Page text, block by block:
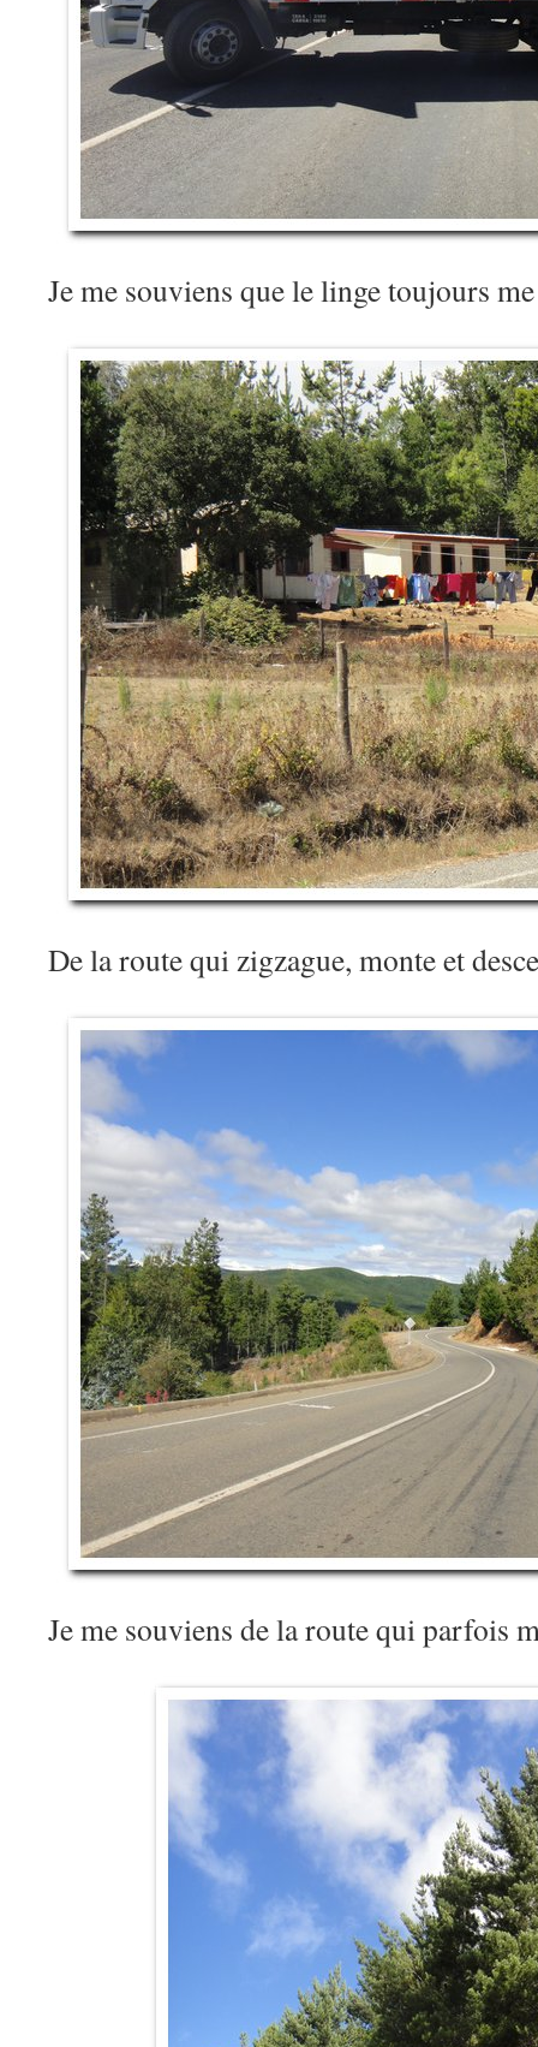
Je me souviens que le linge toujours
De la route qui zigzague, monte et
Je me souviens de la route qui parfois